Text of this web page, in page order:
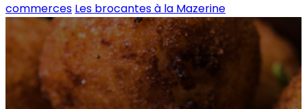
commerces Les brocantes à la Mazerine